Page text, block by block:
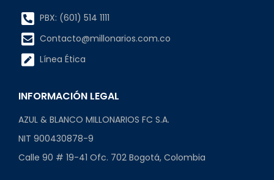
PBX: (601) 514 1111
Contacto@millonarios.com.co
Línea Ética
INFORMACIÓN LEGAL
AZUL & BLANCO MILLONARIOS FC S.A.
NIT 900430878-9
Calle 90 # 19-41 Ofc. 702 Bogotá, Colombia